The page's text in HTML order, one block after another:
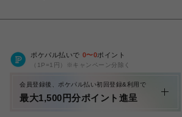
ポケパル払いで 0〜0ポイント
（1P=1円）※キャンペーン分除く
会員登録後、ポケパル払い初回登録&利用で
最大1,500円分ポイント進呈